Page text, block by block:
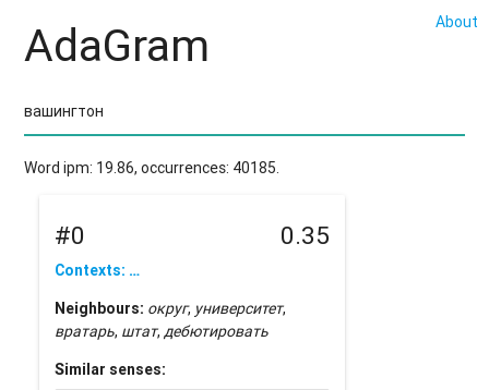
About
AdaGram
Word ipm: 19.86, occurrences: 40185.
#0 0.35
Contexts: …
Neighbours: округ, университет,
вратарь, штат,дебютировать
Similar senses: